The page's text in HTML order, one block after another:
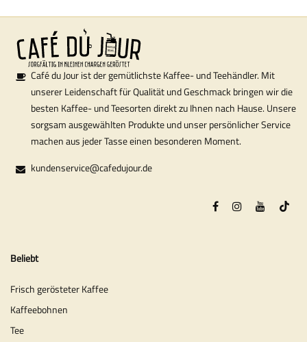
Café du Jour ist der gemütlichste Kaffee- und Teehändler. Mit
unserer Leidenschaft für Qualität und Geschmack bringen wir die
besten Kaffee- und Teesorten direkt zu Ihnen nach Hause. Unsere
sorgsam ausgewählten Produkte und unser persönlicher Service
machen aus jeder Tasse einen besonderen Moment.
kundenservice@cafedujour.de
Beliebt
Frisch gerösteter Kaffee
Kaffeebohnen
Tee